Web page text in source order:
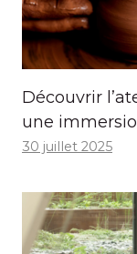
Découvrir
une
30 juillet 2025